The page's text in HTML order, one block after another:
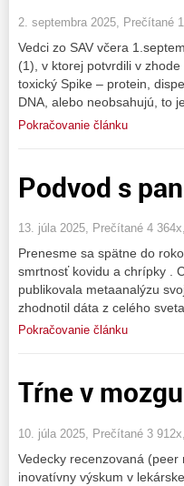
2. septembra 2025, Prečítané
Vedci zo SAV včera
(1), v ktorej potvrdili v
toxický Spike – protein,
DNA, alebo neobsahujú, to
Pokračovanie článku
Podvod s
13. júla 2025, Prečítané 4 364x,
Prenesme sa spätne do
smrtnosť kovidu a chrípky .
publikovala metaanalýzu
zhodnotil dáta z celého
Pokračovanie článku
Tŕne v mozgu
10. júla 2025, Prečítané 3 912x,
Vedecky recenzovaná
inovatívny výskum v